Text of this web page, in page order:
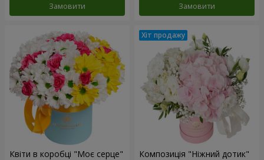
Замовити Замовити
Квіти в коробці "Моє серце" Композиція "Ніжний дотик"